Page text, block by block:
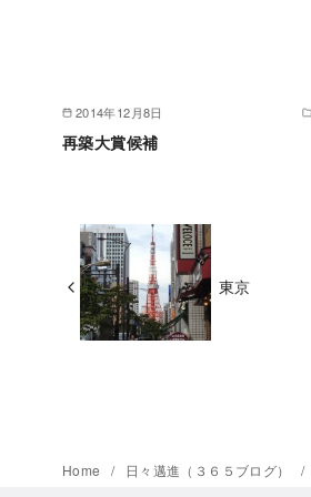
2014年12月8日
再築大賞候補
東京
Home 日々邁進（３６５ブログ）